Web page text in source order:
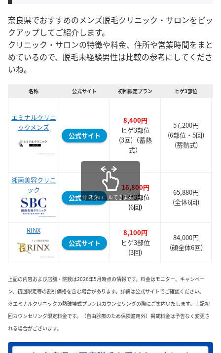
奈良県でおすすめのメンズ脱毛クリニック・サロンをピッ
クアップしてご紹介します。
クリニック・サロンの特徴や料金、住所や営業時間をまと
めているので、脱毛未経験男性は比較の参考にしてくださ
いね。
名称 公式サイト 初回限定プラン ヒゲ3部位
エミナルクリニ
ックメンズ
公式サイト
8,400円
ヒゲ3部位
(3回)（蓄熱
式）
57,200円
(6部位・5回)
(蓄熱式)
湘南美容クリニ
ック
公式サイト
16,800円
ヒゲ3部位
(6回)
65,880円
(全体6回)
RINX
公式サイト
8,100円
ヒゲ3部位
(3回)
84,000円
(顔全体6回)
スクロールできます
上記の内容および店舗・院数は2026年5月時点の情報です。料金はモニター、キャンペー
ン、初回限定等の割引価格を含む場合があります。詳細は公式サイトでご確認ください。
※エミナルクリニックの熱破壊式プランはカウンセリングの際にご案内いたします。上記初
回カウンセリング限定料金です。（自由診療のため保険適用外）掲載料金は予告なく変更さ
れる場合がございます。